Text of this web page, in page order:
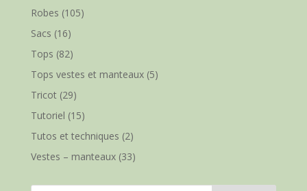
Robes (105)
Sacs (16)
Tops (82)
Tops vestes et manteaux(5)
Tricot(29)
Tutoriel (15)
Tutos et techniques (2)
Vestes – manteaux(33)